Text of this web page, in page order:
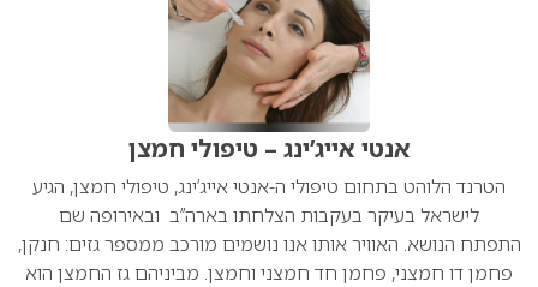
אנטי אייג’ינג – טיפולי חמצן
הטרנד הלוהט בתחום טיפולי ה-אנטי אייג’ינג, טיפולי חמצן, הגיע
לישראל בעיקר בעקבות הצלחתו בארה’’ב ובאירופה שם
התפתח הנושא. האוויר אותו אנו נושמים מורכב ממספר גזים: חנקן,
פחמן דו חמצני, פחמן חד חמצני וחמצן. מביניהם גז החמצן הוא